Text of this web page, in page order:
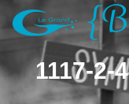
1117-2-4